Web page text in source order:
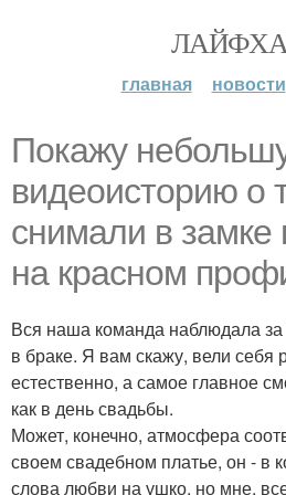
главная новости
Покажу
видеоисторию о
снимали в замке
на красном
Вся наша команда наблюдала за
в браке. Я вам скажу, вели себя
естественно, а самое главное
как в день свадьбы.
Может, конечно, атмосфера
своем свадебном платье, он - в
слова любви на ушко, но мне,